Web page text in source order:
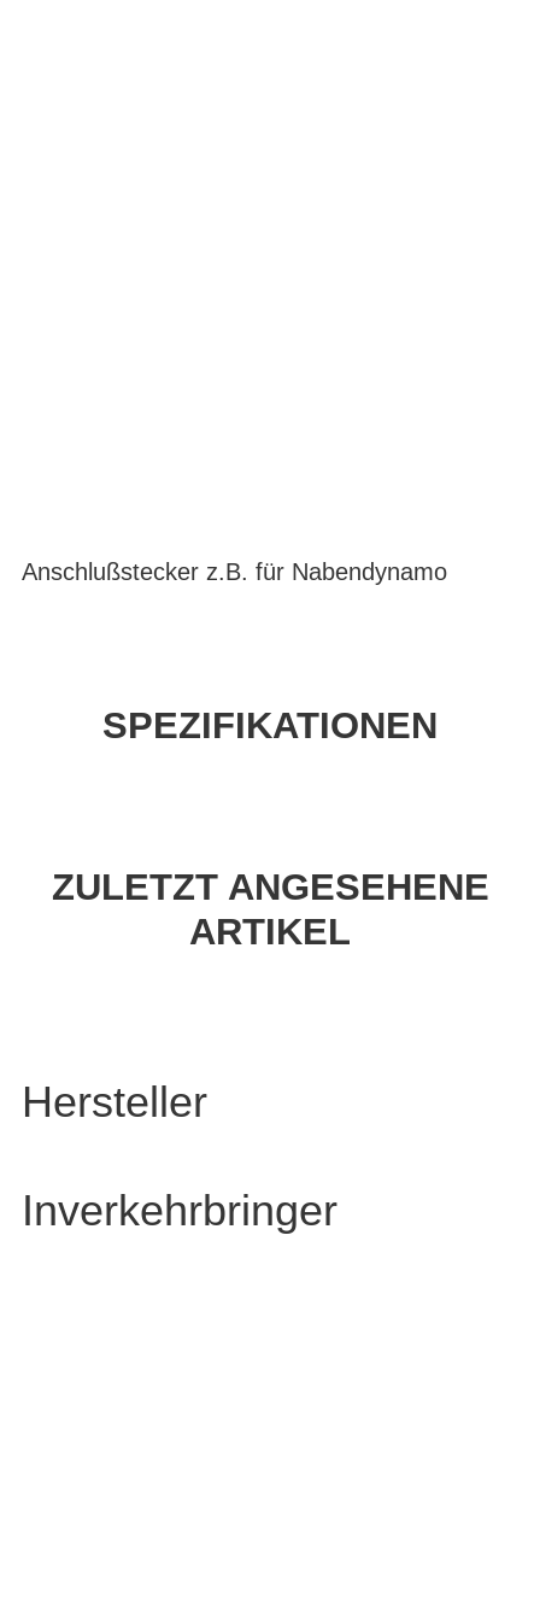
Anschlußstecker z.B. für Nabendynamo
SPEZIFIKATIONEN
ZULETZT ANGESEHENE
ARTIKEL
Hersteller
Inverkehrbringer